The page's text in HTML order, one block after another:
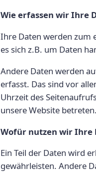
Wie erfassen wir Ihre
Ihre Daten werden zum
es sich z.B. um Daten
Andere Daten werden
erfasst. Das sind vor
Uhrzeit des
unsere Website betreten.
Wofür nutzen wir Ihre
Ein Teil der Daten wird
gewährleisten. Andere